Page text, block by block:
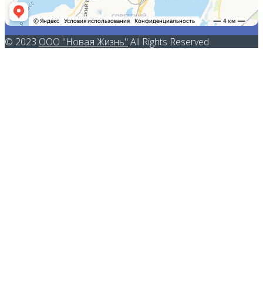
© 2023 ООО "Новая Жизнь" All Rights Reserved